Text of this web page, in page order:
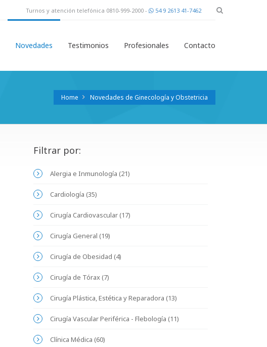
Turnos y atención telefónica 0810-999-2000 - 54 9 2613 41-7462
Novedades Testimonios Profesionales Contacto
Home Novedades de Ginecología y Obstetricia
Filtrar por:
Alergia e Inmunología (21)
Cardiología (35)
Cirugía Cardiovascular (17)
Cirugía General (19)
Cirugía de Obesidad (4)
Cirugía de Tórax (7)
Cirugía Plástica, Estética y Reparadora (13)
Cirugía Vascular Periférica - Flebología (11)
Clínica Médica (60)